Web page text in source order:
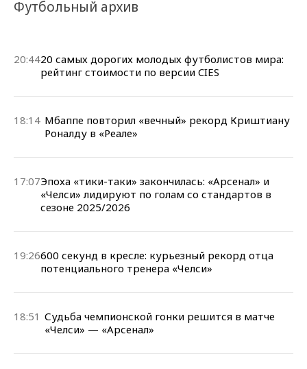
Футбольный архив
20:4420 самых дорогих молодых футболистов мира:
рейтинг стоимости по версии CIES
18:14 Мбаппе повторил «вечный» рекорд Криштиану
Роналду в «Реале»
17:07Эпоха «тики-таки» закончилась: «Арсенал» и
«Челси» лидируют по голам со стандартов в
сезоне 2025/2026
19:26600 секунд в кресле: курьезный рекорд отца
потенциального тренера «Челси»
18:51 Судьба чемпионской гонки решится в матче
«Челси» — «Арсенал»